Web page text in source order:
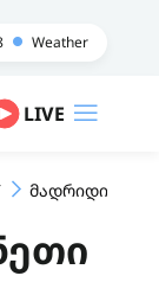
Weather
LIVE
მადრიდი,